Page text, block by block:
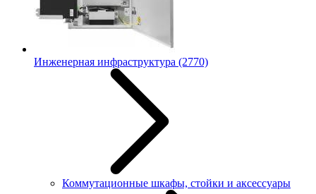
Инженерная инфраструктура (2770)
Коммутационные шкафы, стойки и аксессуары